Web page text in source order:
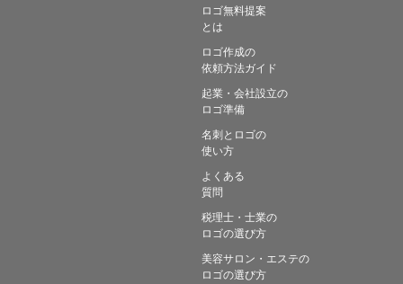
ロゴ無料提案
とは
ロゴ作成の
依頼方法ガイド
起業・会社設立の
ロゴ準備
名刺とロゴの
使い方
よくある
質問
税理士・士業の
ロゴの選び方
美容サロン・エステの
ロゴの選び方